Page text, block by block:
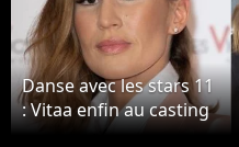
Danse avec les stars 11
: Vitaa enfin au casting
? Pourquoi ça n'arrivera